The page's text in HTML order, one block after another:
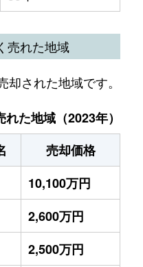
売れた地域
された地域です。
た地域（2023年）
売却価格
10,100万円
2,600万円
2,500万円